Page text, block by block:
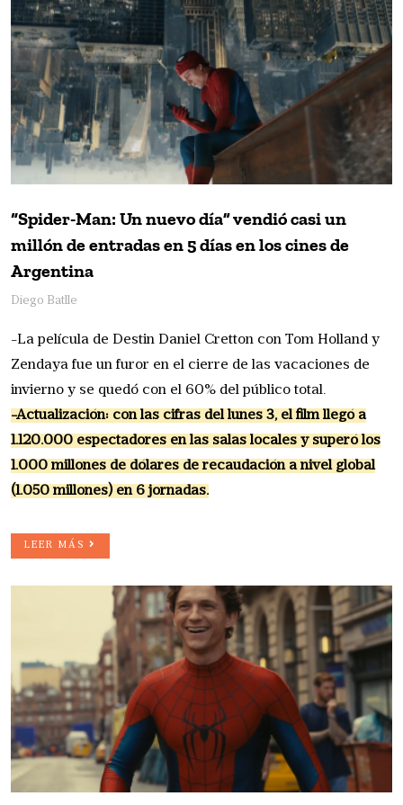
“Spider-Man: Un nuevo día” vendió casi un
millón de entradas en 5 días en los cines de
Argentina
Diego Batlle
-La película de Destin Daniel Cretton con Tom Holland y
Zendaya fue un furor en el cierre de las vacaciones de
invierno y se quedó con el 60% del público total.
-Actualización: con las cifras del lunes 3, el film llegó a
1.120.000 espectadores en las salas locales y superó los
1.000 millones de dólares de recaudación a nivel global
(1.050 millones) en 6 jornadas.
LEER MÁS